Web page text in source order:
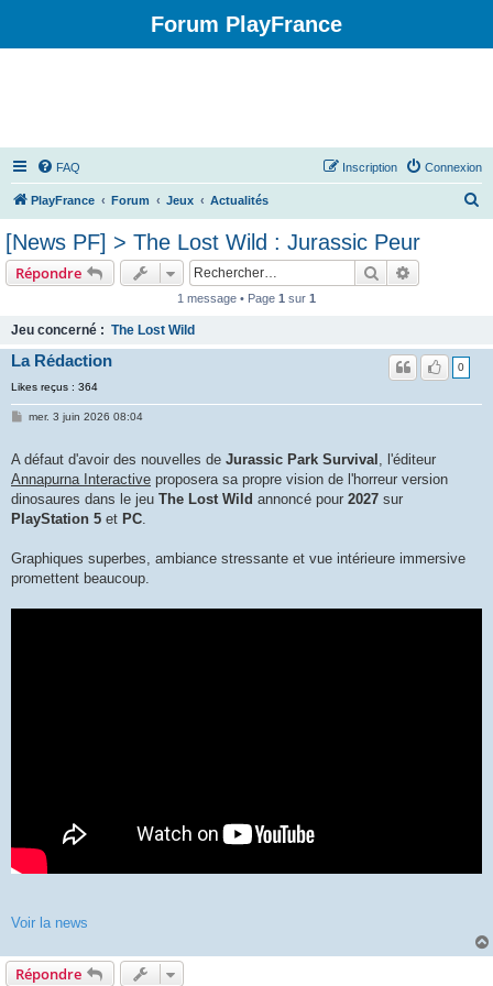
Forum PlayFrance
FAQ Connexion
Inscription
PlayFrance Forum Jeux Actualités
[News PF] > The Lost Wild : Jurassic Peur
Répondre Rechercher
1 message • Page 1 sur 1
Jeu concerné : The Lost Wild
La Rédaction
Likes reçus : 364
0
mer. 3 juin 2026 08:04
A défaut d'avoir des nouvelles de Jurassic Park Survival , l'éditeur
Annapurna Interactive proposera sa propre vision de l'horreur version
dinosaures dans le jeu The Lost Wild annoncé pour 2027 sur
PlayStation 5 et PC.
Graphiques superbes, ambiance stressante et vue intérieure immersive
promettent beaucoup.
Voir la news
Répondre